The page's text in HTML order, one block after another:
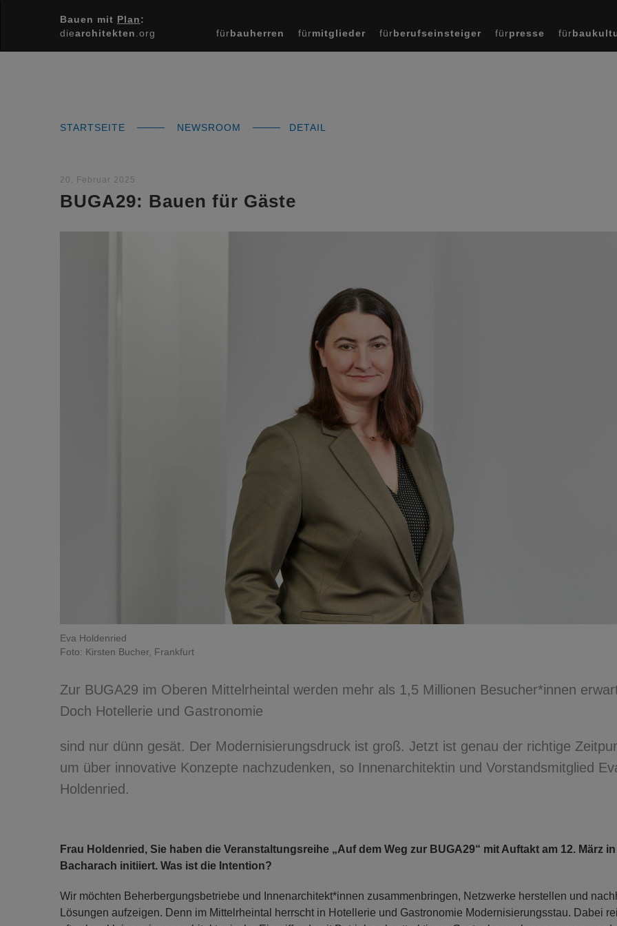
Bauen mit Plan:
diearchitekten .org fürbauherren fürmitglieder fürberufseinsteiger fürpresse für
STARTSEITE NEWSROOM DETAIL
20. Februar 2025
BUGA29: Bauen für Gäste
Eva Holdenried
Foto: Kirsten Bucher, Frankfurt
Zur BUGA29 im Oberen Mittelrheintal werden mehr als 1,5 Millionen Besucher*innen
Doch Hotellerie und Gastronomie
sind nur dünn gesät. Der Modernisierungsdruck ist groß. Jetzt ist genau der richtige
um über innovative Konzepte nachzudenken, so Innenarchitektin und Vorstandsmitglied
Holdenried.
Frau Holdenried, Sie haben die Veranstaltungsreihe „Auf dem Weg zur BUGA29“ mit Auftakt am 12. März in
Bacharach initiiert. Was ist die Intention?
Wir möchten Beherbergungsbetriebe und Innenarchitekt*innen zusammenbringen, Netzwerke herstellen und
Lösungen aufzeigen. Denn im Mittelrheintal herrscht in Hotellerie und Gastronomie Modernisierungsstau. Dabei